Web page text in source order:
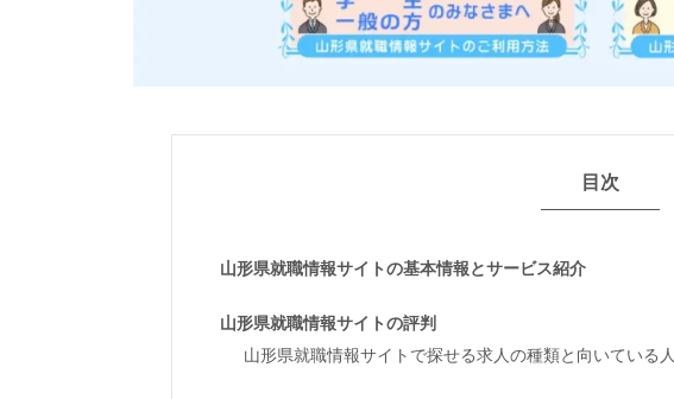
目次
山形県就職情報サイトの基本情報とサービス紹介
山形県就職情報サイトの評判
山形県就職情報サイトで探せる求人の種類と向いている人